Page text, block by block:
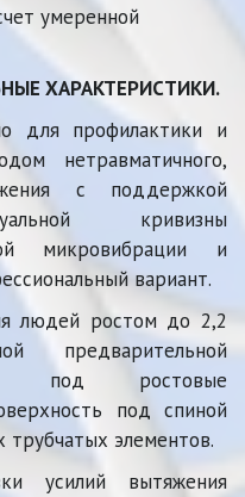
умеренной
ХАРАКТЕРИСТИКИ.
для профилактики и
нетравматичного,
с поддержкой
кривизны
микровибрации и
вариант.
людей ростом до 2,2
предварительной
под ростовые
под спиной
трубчатых элементов.
усилий вытяжения